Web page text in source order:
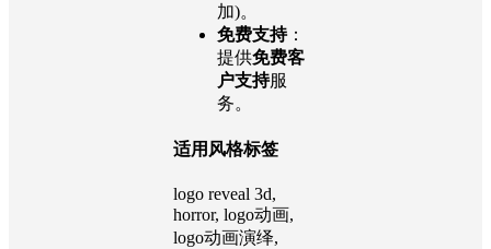
加)。
免费支持：
提供免费客
户支持服
务。
适用风格标签
logo reveal 3d,
horror, logo动画,
logo动画演绎,